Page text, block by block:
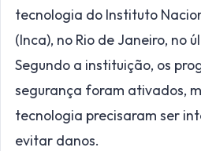
tecnologia do Instituto
(Inca), no Rio de Janeiro, no
Segundo a instituição, os
segurança foram ativados,
tecnologia precisaram ser
evitar danos.